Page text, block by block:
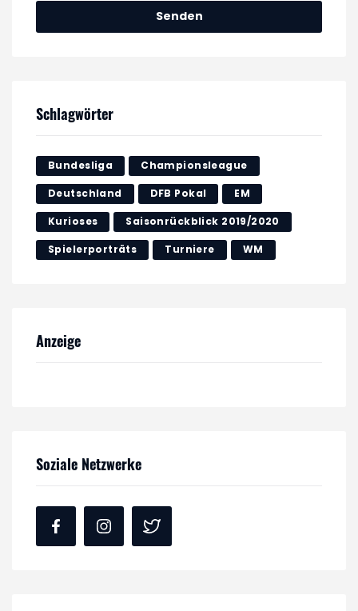
Schlagwörter
Bundesliga Championsleague
Deutschland DFB Pokal EM
Kurioses Saisonrückblick 2019/2020
Spielerporträts Turniere WM
Anzeige
Soziale Netzwerke